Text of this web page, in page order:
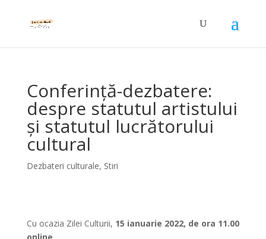
Conferință-dezbatere:
despre statutul artistului
și statutul lucrătorului
cultural
Dezbateri culturale, Stiri
Cu ocazia Zilei Culturii, 15 ianuarie 2022, de ora 11.00